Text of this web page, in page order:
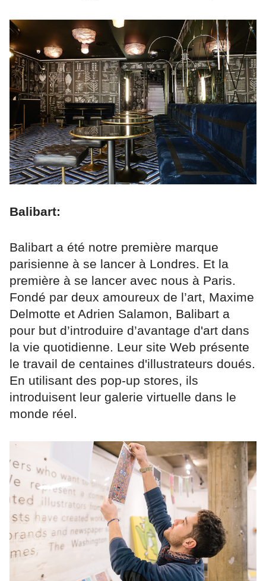
Balibart:
Balibart a été notre première marque
parisienne à se lancer à Londres. Et la
première à se lancer avec nous à Paris.
Fondé par deux amoureux de l’art, Maxime
Delmotte et Adrien Salamon, Balibart a
pour but d’introduire d’avantage d'art dans
la vie quotidienne. Leur site Web présente
le travail de centaines d'illustrateurs doués.
En utilisant des pop-up stores, ils
introduisent leur galerie virtuelle dans le
monde réel.